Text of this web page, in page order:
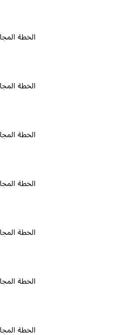
الخطة المجانية ٠
الخطة المجانية ٠
الخطة المجانية ٠
الخطة المجانية ٠
الخطة المجانية ٠
الخطة المجانية ٠
الخطة المجانية ٠